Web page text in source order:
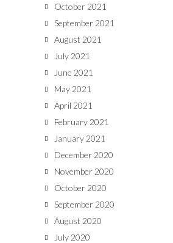
October 2021
September 2021
August 2021
July 2021
June 2021
May 2021
April 2021
February 2021
January 2021
December 2020
November 2020
October 2020
September 2020
August 2020
July 2020